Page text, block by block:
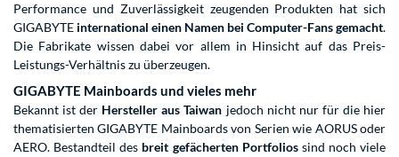
Performance und Zuverlässigkeit zeugenden Produkten hat sich
GIGABYTE international einen Namen bei Computer-Fans gemacht.
Die Fabrikate wissen dabei vor allem in Hinsicht auf das Preis-
Leistungs-Verhältnis zu überzeugen.
GIGABYTE Mainboards und vieles mehr
Bekannt ist der Hersteller aus Taiwan jedoch nicht nur für die hier
thematisierten GIGABYTE Mainboards von Serien wie AORUS oder
AERO. Bestandteil des breit gefächerten Portfoliossind noch viele